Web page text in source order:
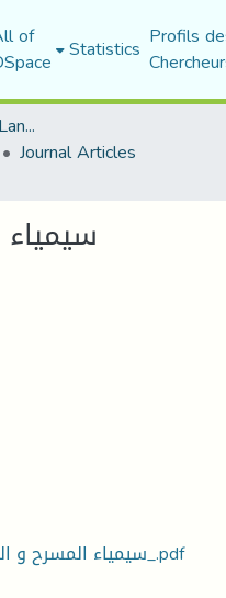
of Statistics Profils
Faculty of Letters and Languages
Journal Articles
سيمياء
سيمياء المسرح و الدراما_نحو دراماتوروجيا معاصرة _2_.pdf